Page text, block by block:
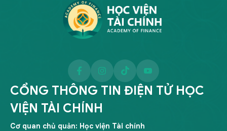
CỔNG THÔNG TIN ĐIỆN TỬ HỌC
VIỆN TÀI CHÍNH
Cơ quan chủ quản: Học viện Tài chính